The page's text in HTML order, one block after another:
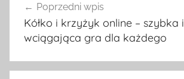
s
wpisu
Poprzedni wpis
Kółko i krzyżyk online – szybka i
wciągająca gra dla każdego